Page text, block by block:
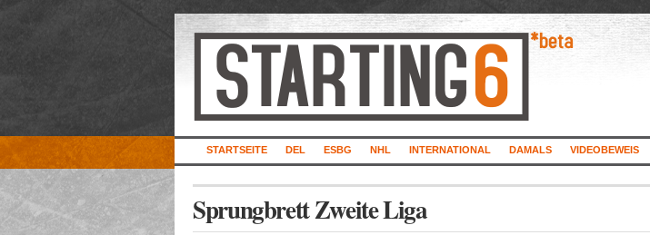
STARTSEITE DEL ESBG NHL INTERNATIONAL DAMALS VIDEOBEWEIS
Sprungbrett Zweite Liga